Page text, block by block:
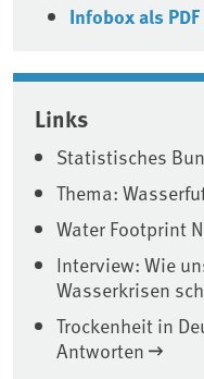
Infobox als
Associated
Links
Statistisches
Thema:
Water Footprint
Interview: Wie
Wasserkrisen
Trockenheit in
Antworten